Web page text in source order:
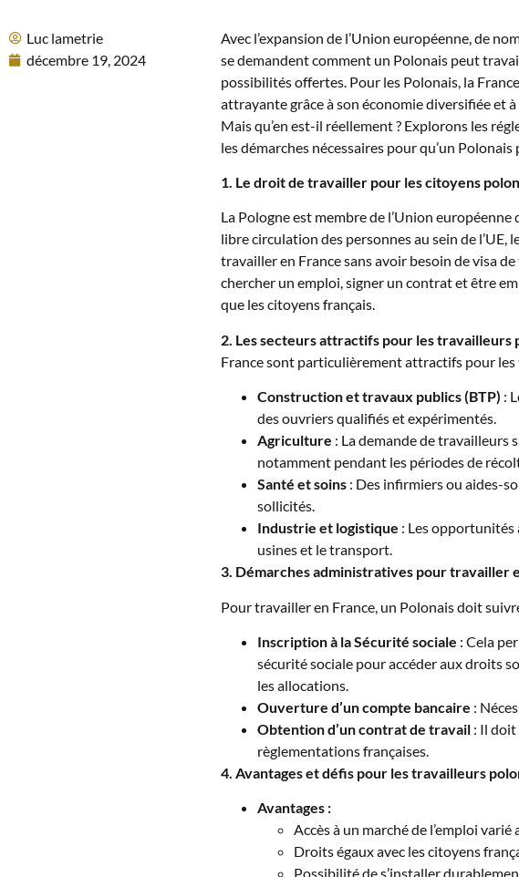
Luc lametrie
décembre 19, 2024
Avec l’expansion de l’Union européenne, de
se demandent comment un Polonais peut
possibilités offertes. Pour les Polonais, la
attrayante grâce à son économie diversifiée et
Mais qu’en est-il réellement ? Explorons les
les démarches nécessaires pour qu’un
1. Le droit de travailler pour les citoyens
La Pologne est membre de l’Union
libre circulation des personnes au sein de
travailler en France sans avoir besoin de visa
chercher un emploi, signer un contrat et être
que les citoyens français.
2. Les secteurs attractifs pour les travailleurs
France sont particulièrement attractifs pour
Construction et travaux publics (BTP) :
des ouvriers qualifiés et expérimentés.
Agriculture : La demande de travailleurs
notamment pendant les périodes de
Santé et soins: Des infirmiers ou aides-
sollicités.
Industrie et logistique : Les opportunités
usines et le transport.
3. Démarches administratives pour travailler
Pour travailler en France, un Polonais doit
Inscription à la Sécurité sociale : Cela
sécurité sociale pour accéder aux droits
les allocations.
Ouverture d’un compte bancaire :
Obtention d’un contrat de travail: Il doit
règlementations françaises.
4. Avantages et défis pour les travailleurs
Avantages :
Accès à un marché de l’emploi
Droits égaux avec les citoyens
Possibilité de s’installer